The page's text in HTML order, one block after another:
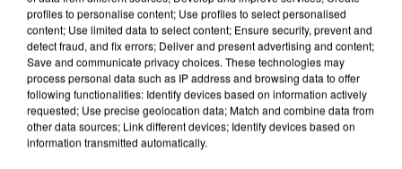
profiles to personalise content; Use profiles to select personalised
content; Use limited data to select content; Ensure security, prevent and
detect fraud, and fix errors; Deliver and present advertising and content;
Save and communicate privacy choices. These technologies may
process personal data such as IP address and browsing data to offer
following functionalities: Identify devices based on information actively
requested; Use precise geolocation data; Match and combine data from
other data sources; Link different devices; Identify devices based on
information transmitted automatically.